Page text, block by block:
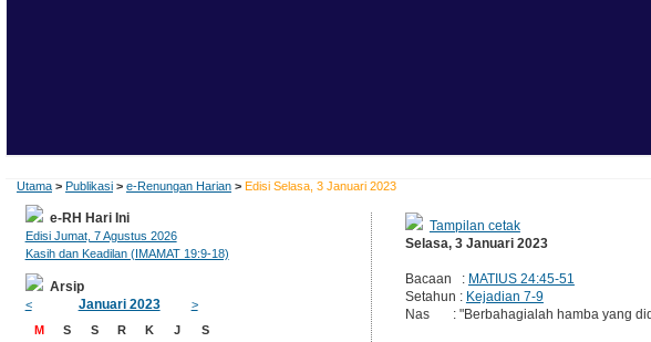
Utama > Publikasi > e-Renungan Harian > Edisi Selasa, 3 Januari 2023
Tampilan cetak
Selasa, 3 Januari 2023
Bacaan : MATIUS 24:45-51
Setahun : Kejadian 7-9
Nas : "Berbahagialah hamba yang
e-RH Hari Ini
Edisi Jumat, 7 Agustus 2026
Kasih dan Keadilan (IMAMAT 19:9-18)
Arsip
< Januari 2023
>
M
S S R K J S